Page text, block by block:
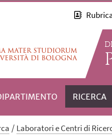
RICERCA
Laboratori e Centri di